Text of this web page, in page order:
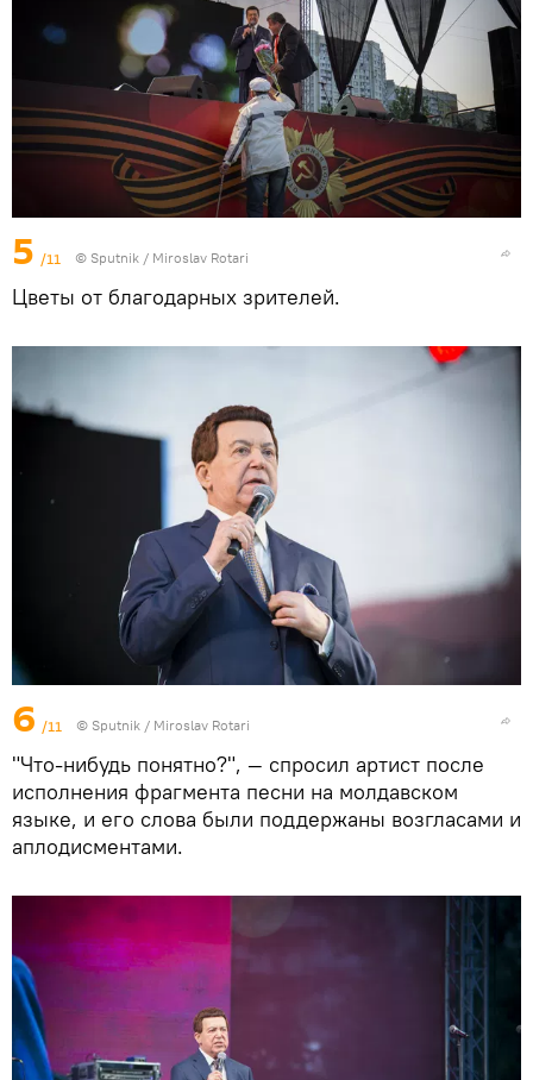
5 /11 © Sputnik / Miroslav Rotari
Цветы от благодарных зрителей.
6 /11 © Sputnik / Miroslav Rotari
"Что-нибудь понятно?", — спросил артист после
исполнения фрагмента песни на молдавском
языке, и его слова были поддержаны возгласами и
аплодисментами.